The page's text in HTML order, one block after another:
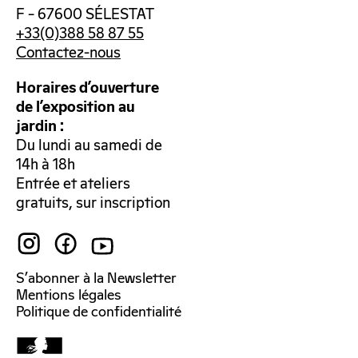
F – 67600 SÉLESTAT
+33(0)388 58 87 55
Contactez-nous
Horaires d’ouverture
de l’exposition au
jardin :
Du lundi au samedi de
14h à 18h
Entrée et ateliers
gratuits, sur inscription
S’abonner à la Newsletter
Mentions légales
Politique de confidentialité